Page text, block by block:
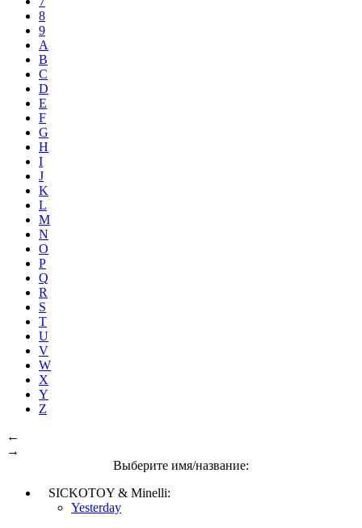
8
9
A
B
C
D
E
F
G
H
I
J
K
L
M
N
O
P
Q
R
S
T
U
V
W
X
Y
Z
←
→
Выберите имя/название:
SICKOTOY & Minelli:
Yesterday